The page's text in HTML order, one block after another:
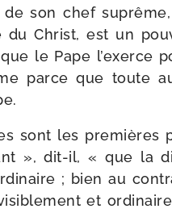
de son chef
du Christ, est un
le Pape l’exerce
parce que toute
sont les pre­mières
», dit-​il, « que la
; bien au
et